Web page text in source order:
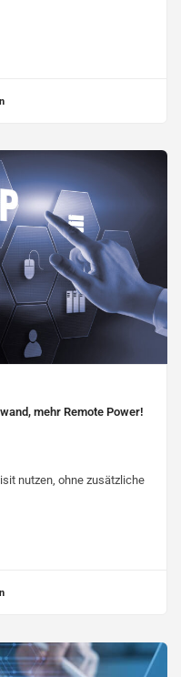
mehr Remote Power!
nutzen, ohne zusätzliche